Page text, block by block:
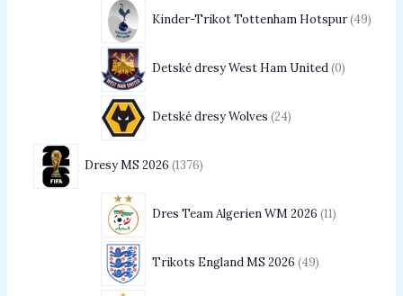
Kinder-Trikot Tottenham Hotspur 49
Detské dresy West Ham United 0
Detské dresy Wolves 24
Dresy MS 2026 1376
Dres Team Algerien WM 2026 11
Trikots England MS 2026 49